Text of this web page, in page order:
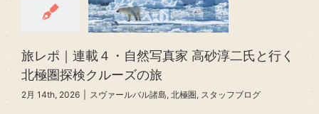
旅レポ｜連載４・自然写真家 高砂淳二氏と行く
北極圏探検クルーズの旅
2月 14th, 2026 スヴァールバル諸島, 北極圏, スタッフブログ